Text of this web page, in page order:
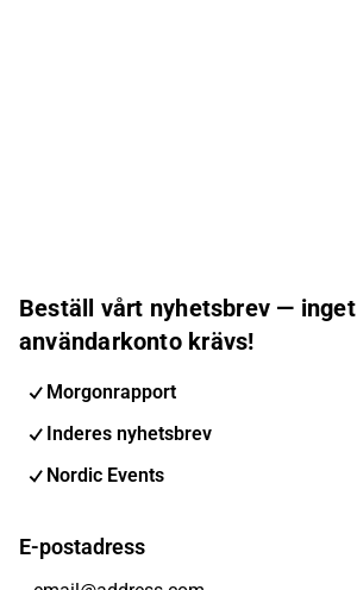
Beställ vårt nyhetsbrev — inget
användarkonto krävs!
Morgonrapport
Inderes nyhetsbrev
Nordic Events
E-postadress